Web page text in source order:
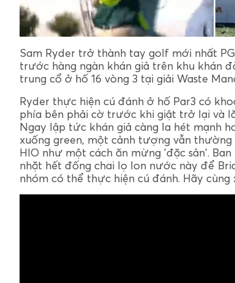
Sam Ryder trở thành tay golf mới nhất
trước hàng ngàn khán giả trên khu khán
trung cổ ở hố 16 vòng 3 tại giải Waste
Ryder thực hiện cú đánh ở hố Par3 có
phía bên phải cờ trước khi giật trở lại và
Ngay lập tức khán giả càng la hét mạnh
xuống green, một cảnh tượng vẫn
HIO như một cách ăn mừng 'đặc sản'.
nhặt hết đống chai lọ lon nước này để
nhóm có thể thực hiện cú đánh. Hãy